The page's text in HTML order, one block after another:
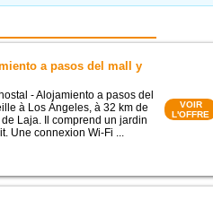
a pasos del mall y
- Alojamiento a pasos del
à Los Ángeles, à 32 km de
Laja. Il comprend un jardin
Une connexion Wi-Fi ...
VOIR
L'OFFRE